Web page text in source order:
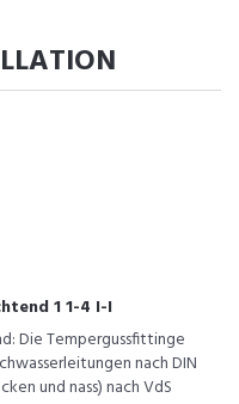
1 1-4 I-I
Die Tempergussfittinge
nach DIN
und nass) nach VdS